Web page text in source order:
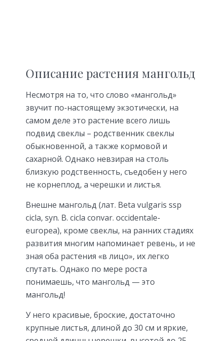
Описание растения мангольд
Несмотря на то, что слово «мангольд»
звучит по-настоящему экзотически, на
самом деле это растение всего лишь
подвид свеклы – родственник свеклы
обыкновенной, а также кормовой и
сахарной. Однако невзирая на столь
близкую родственность, съедобен у него
не корнеплод, а черешки и листья.
Внешне мангольд (лат. Beta vulgaris ssp
cicla, syn. B. cicla convar. occidentale-
europea), кроме свеклы, на ранних стадиях
развития многим напоминает ревень, и не
зная оба растения «в лицо», их легко
спутать. Однако по мере роста
понимаешь, что мангольд — это
мангольд!
У него красивые, броские, достаточно
крупные листья, длиной до 30 см и яркие,